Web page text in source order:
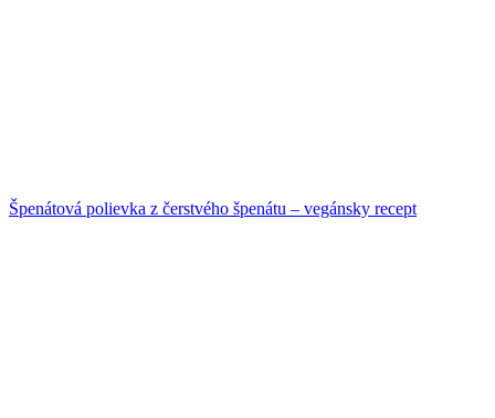
Špenátová polievka z čerstvého špenátu – vegánsky recept